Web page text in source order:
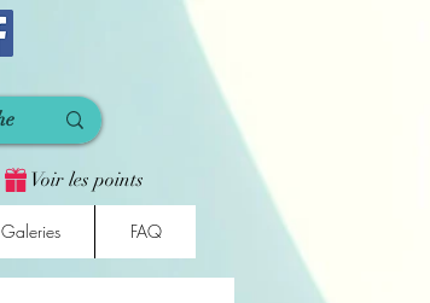
Voir les points
Galeries FAQ